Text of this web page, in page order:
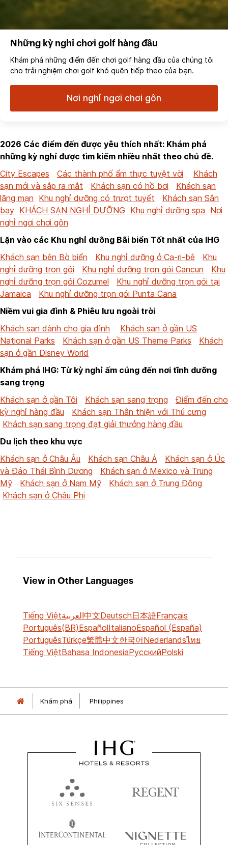
Những kỳ nghỉ chơi golf hàng đầu
Khám phá những điểm đến chơi golf hàng đầu của chúng tôi
cho trải nghiệm chơi golf khó quên tiếp theo của bạn.
Nơi nghỉ ngơi chơi gôn
2026 Các điểm đến được yêu thích nhất: Khám phá
những kỳ nghỉ được tìm kiếm nhiều nhất theo chủ đề.
City Escapes
Các thành phố ẩm thực tuyệt vời
Khách
sạn mới và sắp ra mắt
Khách sạn có hồ bơi
Khách sạn
lãng mạn Khu nghỉ dưỡng có trượt tuyết
Khách sạn Sân
bay KHÁCH SẠN NGHỈ DƯỠNG Khu nghỉ dưỡng spa Nơi
nghỉ ngơi chơi gôn
Lặn vào các Khu nghỉ dưỡng Bãi biển Tốt nhất của IHG
Khách sạn bên Bờ biển
Khu nghỉ dưỡng ở Ca-ri-bê
Khu
nghỉ dưỡng trọn gói
Khu nghỉ dưỡng trọn gói Cancun
Khu
nghỉ dưỡng trọn gói Cozumel
Khu nghỉ dưỡng trọn gói tại
Jamaica
Khu nghỉ dưỡng trọn gói Punta Cana
Niềm vui gia đình & Phiêu lưu ngoài trời
Khách sạn dành cho gia đình
Khách sạn ở gần US
National Parks
Khách sạn ở gần US Theme Parks
Khách
sạn ở gần Disney World
Khám phá IHG: Từ kỳ nghỉ ấm cúng đến nơi tĩnh dưỡng
sang trọng
Khách sạn ở gần Tôi
Khách sạn sang trọng
Điểm đến cho
kỳ nghỉ hàng đầu
Khách sạn Thân thiện với Thú cưng
Khách sạn sang trọng đạt giải thưởng hàng đầu
Du lịch theo khu vực
Khách sạn ở Châu Âu
Khách sạn Châu Á
Khách sạn ở Úc
và Đảo Thái Bình Dương
Khách sạn ở Mexico và Trung
Mỹ
Khách sạn ở Nam Mỹ
Khách sạn ở Trung Đông
Khách sạn ở Châu Phi
View in Other Languages
Tiếng Việtالعربية中文Deutsch日本語Français
Português(BR)EspañolItalianoEspañol (España)
PortuguêsTürkçe繁體中文한국어Nederlandsไทย
Tiếng ViệtBahasa IndonesiaРусскийPolski
Khám phá Philippines